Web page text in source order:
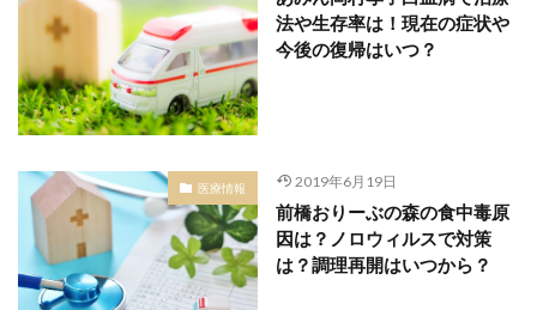
法や生存率は！現在の症状や
今後の復帰はいつ？
医療情報 2019年6月19日
前橋おりーぶの森の食中毒原
因は？ノロウィルスで対策
は？調理再開はいつから？